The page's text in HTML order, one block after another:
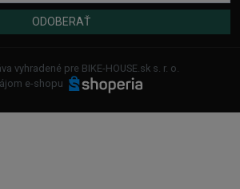
ODOBERAŤ
vyhradené pre BIKE-HOUSE.sk s. r. o.
e-shopu